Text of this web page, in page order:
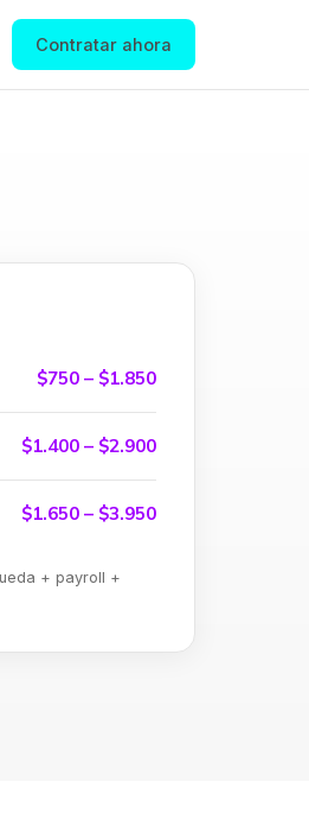
Contratar ahora
$750 – $1.850
$1.400 – $2.900
$1.650 – $3.950
+ payroll +